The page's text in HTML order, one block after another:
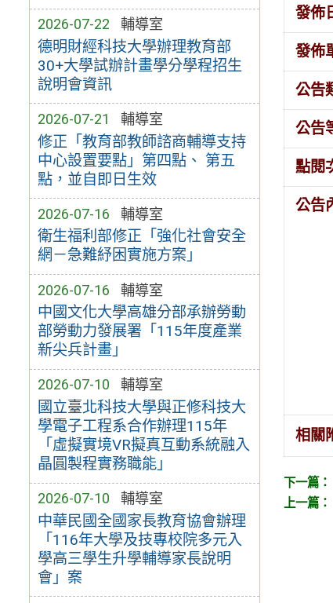
2026-07-22 輔導室
德明財經科技大學辦理教育部
30+大學試辦計畫學分學程招生
說明會資訊
2026-07-21 輔導室
修正「教育部教師諮商輔導支持
中心設置要點」第四點、 第五
點，並自即日生效
2026-07-16 輔導室
衛生福利部修正「強化社會安全
網－急難紓困實施方案」
2026-07-16 輔導室
中國文化大學高雄分部承辦勞動
部勞動力發展署「115年度產業
新尖兵計畫」
2026-07-10 輔導室
國立臺北科技大學與正修科技大
學電子工程系合作辦理115年
「虛擬實境VR擬真互動系統融入
晶圓製程實務職能」
2026-07-10 輔導室
中華民國全國家長教育協會辦理
「116年大學及技專校院多元入
學高三學生升學輔導家長說明
會」案
發佈
發佈
公告
公告
點閱
公告
相關